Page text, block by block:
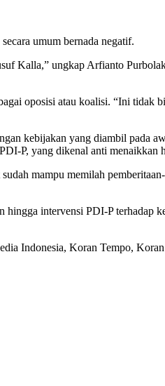
umum bernada negatif.
Kalla,” ungkap Arfianto
oposisi atau koalisi. “Ini tidak
kebijakan yang diambil pada
P, yang dikenal anti menaikkan
mampu memilah
intervensi PDI-P terhadap
Indonesia, Koran Tempo,